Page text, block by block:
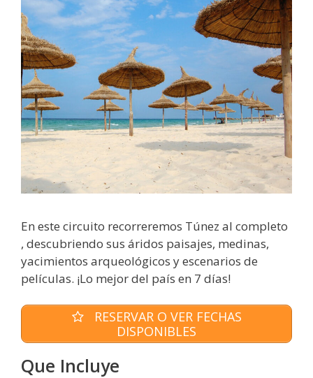
En este circuito recorreremos Túnez al completo
, descubriendo sus áridos paisajes, medinas,
yacimientos arqueológicos y escenarios de
películas. ¡Lo mejor del país en 7 días!
RESERVAR O VER FECHAS
DISPONIBLES
Que Incluye